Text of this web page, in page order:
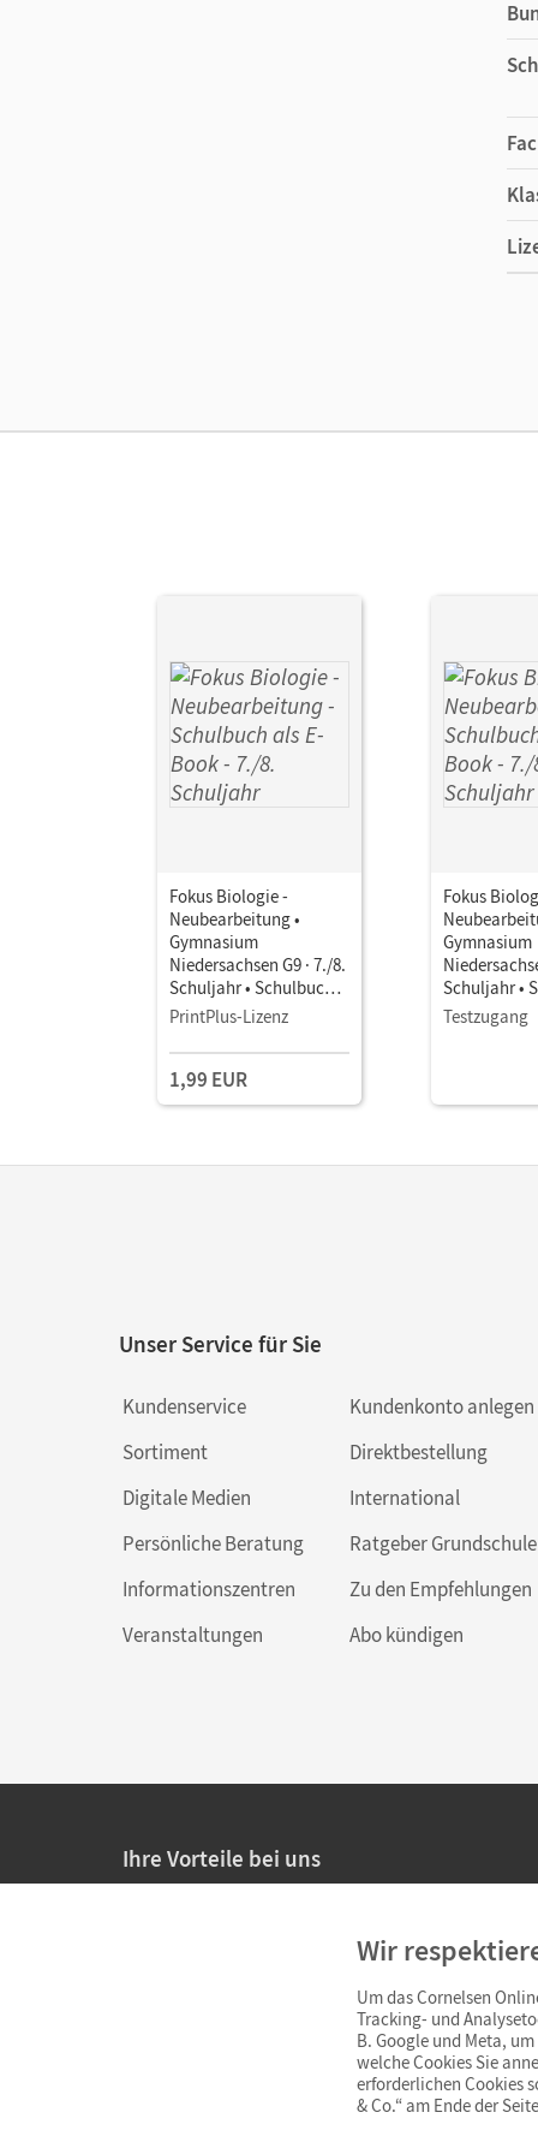
Fokus Biologie -
Neubearbeitung •
Gymnasium
Niedersachsen G9 · 7./8.
Schuljahr • Schulbuch
als E-Book
PrintPlus-Lizenz
1,99 EUR
Fokus
Gymnasium
Schuljahr •
als E-Book
Testzugang
Unser Service für Sie
Kundenservice
Sortiment
Digitale Medien
Persönliche Beratung
Informationszentren
Veranstaltungen
Kundenkonto anlegen
Direktbestellung
International
Ratgeber Grundschule
Zu den Empfehlungen
Abo kündigen
Ihre Vorteile bei uns
Persönliche Angebote für Lehrkräfte
Sicheres Einkaufen mit SSL-Verschlüsselung
Widerrufsfristvon 4 Wochen
Schnelle und einfache Retourenabwicklung
Wir
Um das Cornelsen
Tracking- und
B. Google und Meta,
welche Cookies Sie
erforderlichen Cookies
& Co.“ am Ende der